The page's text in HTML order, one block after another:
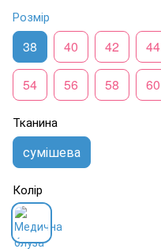
Розмір
38 40 42 44
54 56 58 60
Тканина
сумішева
Колір